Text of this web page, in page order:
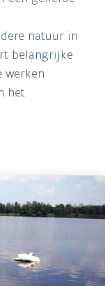
natuur in
belangrijke
werken
het